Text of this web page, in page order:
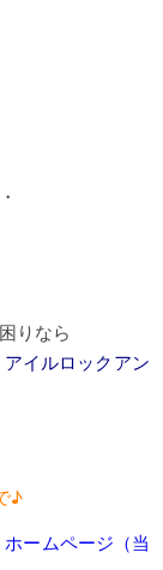
りなら
イルロックアン
♪
ームページ（当